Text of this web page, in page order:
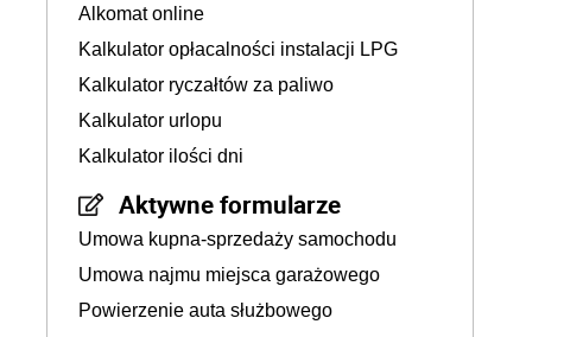
Alkomat online
Kalkulator opłacalności instalacji LPG
Kalkulator ryczałtów za paliwo
Kalkulator urlopu
Kalkulator ilości dni
Aktywne formularze
Umowa kupna-sprzedaży samochodu
Umowa najmu miejsca garażowego
Powierzenie auta służbowego